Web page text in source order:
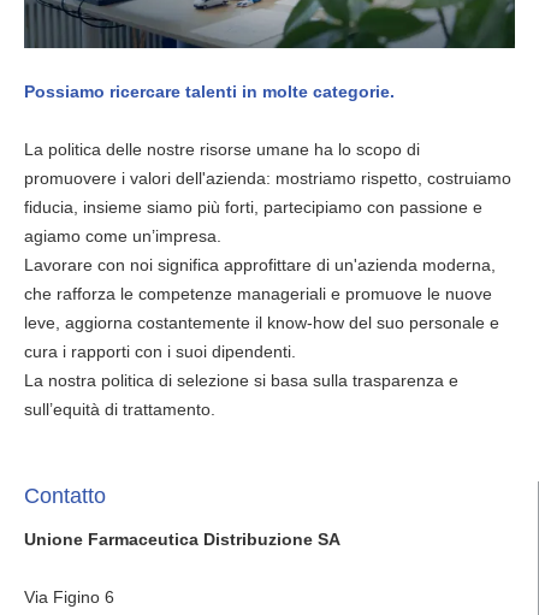
Possiamo ricercare talenti in molte categorie.
La politica delle nostre risorse umane ha lo scopo di
promuovere i valori dell'azienda: mostriamo rispetto, costruiamo
fiducia, insieme siamo più forti, partecipiamo con passione e
agiamo come un’impresa.
Lavorare con noi significa approfittare di un'azienda moderna,
che rafforza le competenze manageriali e promuove le nuove
leve, aggiorna costantemente il know-how del suo personale e
cura i rapporti con i suoi dipendenti.
La nostra politica di selezione si basa sulla trasparenza e
sull’equità di trattamento.
Contatto
Unione Farmaceutica Distribuzione SA
Via Figino 6